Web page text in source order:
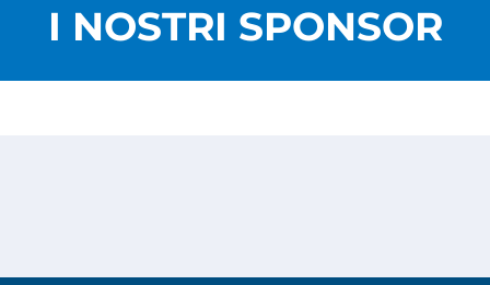
I NOSTRI SPONSOR